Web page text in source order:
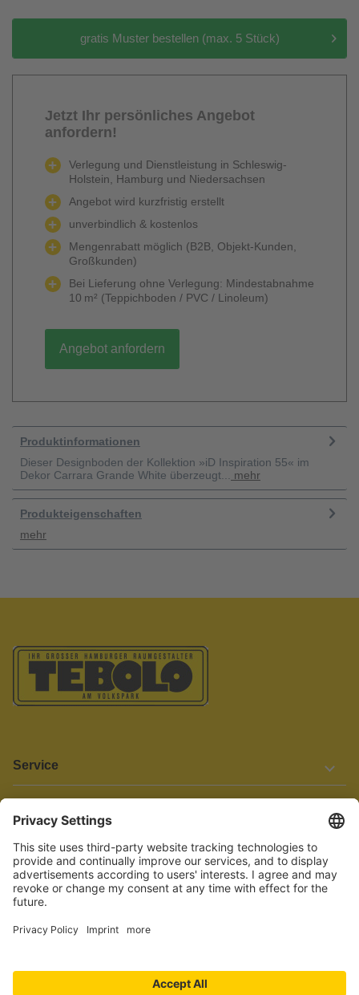
gratis Muster bestellen (max. 5 Stück)
Jetzt Ihr persönliches Angebot
anfordern!
Verlegung und Dienstleistung in Schleswig-
Holstein, Hamburg und Niedersachsen
Angebot wird kurzfristig erstellt
unverbindlich & kostenlos
Mengenrabatt möglich (B2B, Objekt-Kunden,
Großkunden)
Bei Lieferung ohne Verlegung: Mindestabnahme
10 m² (Teppichboden / PVC / Linoleum)
Angebot anfordern
Produktinformationen
Dieser Designboden der Kollektion »iD Inspiration 55« im
Dekor Carrara Grande White überzeugt...
mehr
Produkteigenschaften
mehr
Service
Informationen
Barrierefreiheit
Wir bemühen uns, unsere Website barrierefrei zu gestalten.
Einige Inhalte und Funktionen sind derzeit jedoch noch nicht
vollständig zugänglich. Wenn Sie auf Barrieren stoßen oder Hilfe
benötigen, kontaktieren Sie uns bitte unter service[at]knutzen.de.
Vertrag widerrufen
© 2026 TEBOLO